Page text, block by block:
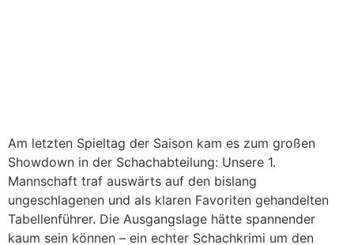
Am letzten Spieltag der Saison kam es zum großen
Showdown in der Schachabteilung: Unsere 1.
Mannschaft traf auswärts auf den bislang
ungeschlagenen und als klaren Favoriten gehandelten
Tabellenführer. Die Ausgangslage hätte spannender
kaum sein können – ein echter Schachkrimi um den